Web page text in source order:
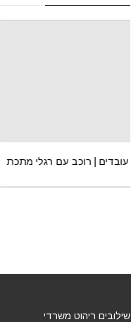
מערכת עובדים | רוכב עם
שילובים ריהוט משרדי